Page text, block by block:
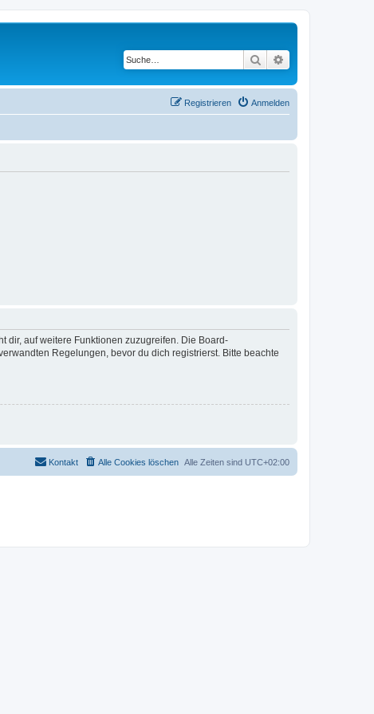
Suche
Anmelden
Registrieren
dir, auf weitere Funktionen zuzugreifen. Die Board-
Regelungen, bevor du dich registrierst. Bitte beachte
Alle Zeiten sind UTC+02:00
Alle Cookies löschen
Kontakt